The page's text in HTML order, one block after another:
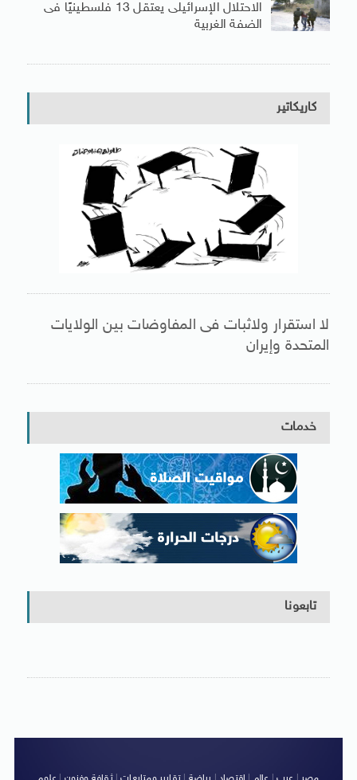
الاحتلال الإسرائيلى يعتقل 13 فلسطينيًا فى
الضفة الغربية
كاريكاتير
لا استقرار ولاثبات فى المفاوضات بين الولايات
المتحدة وإيران
خدمات
تابعونا